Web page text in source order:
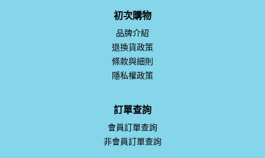
初次購物
品牌介紹
退換貨政策
條款與細則
隱私權政策
訂單查詢
會員訂單查詢
非會員訂單查詢